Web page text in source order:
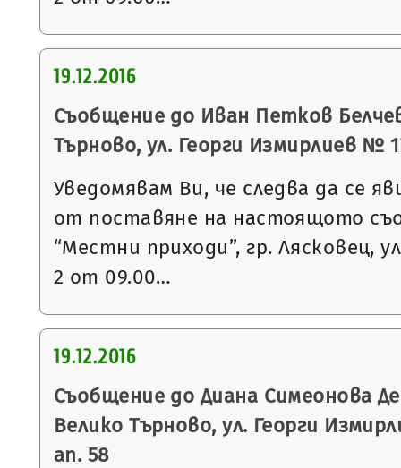
19.12.2016
Съобщение до Иван Петков
Търново, ул. Георги Измирлиев №
Уведомявам Ви, че следва да се
от поставяне на настоящото
“Местни приходи”, гр. Лясковец,
2 от 09.00…
19.12.2016
Съобщение до Диана Симеонова
Велико Търново, ул. Георги
ап. 58